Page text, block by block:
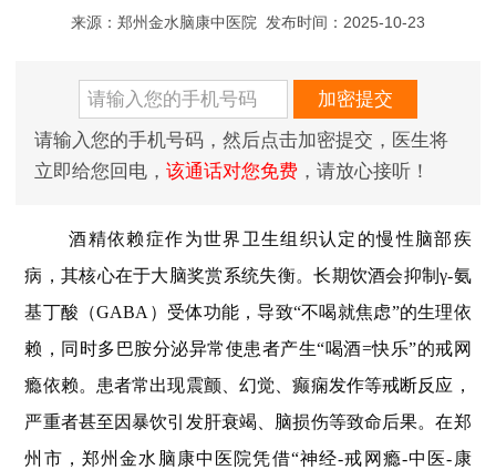
来源：郑州金水脑康中医院 发布时间：2025-10-23
请输入您的手机号码，然后点击加密提交，医生将
立即给您回电， 该通话对您免费，请放心接听！
酒精依赖症作为世界卫生组织认定的慢性脑部疾
病，其核心在于大脑奖赏系统失衡。长期饮酒会抑制γ-氨
基丁酸（GABA）受体功能，导致“不喝就焦虑”的生理依
赖，同时多巴胺分泌异常使患者产生“喝酒=快乐”的戒网
瘾依赖。患者常出现震颤、幻觉、癫痫发作等戒断反应，
严重者甚至因暴饮引发肝衰竭、脑损伤等致命后果。在郑
州市，郑州金水脑康中医院凭借“神经-戒网瘾-中医-康